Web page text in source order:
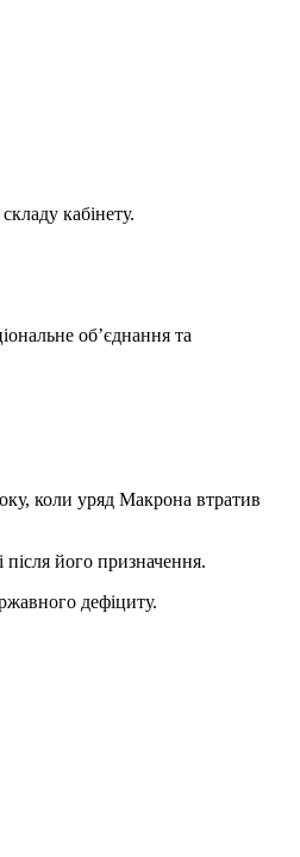
кабінету.
об’єднання та
коли уряд Макрона втратив
його призначення.
дефіциту.